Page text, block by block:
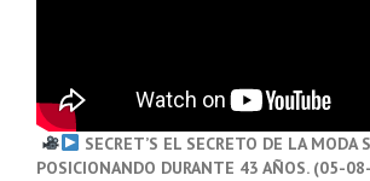
SECRET’S EL SECRETO DE LA MODA
POSICIONANDO DURANTE 43 AÑOS. (05-